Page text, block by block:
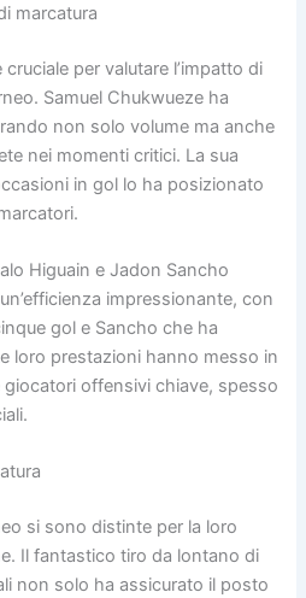
marcatura
cruciale per valutare l’impatto di
Samuel Chukwueze ha
non solo volume ma anche
nei momenti critici. La sua
in gol lo ha posizionato
Higuain e Jadon Sancho
impressionante, con
gol e Sancho che ha
loro prestazioni hanno messo in
offensivi chiave, spesso
si sono distinte per la loro
Il fantastico tiro da lontano di
non solo ha assicurato il posto